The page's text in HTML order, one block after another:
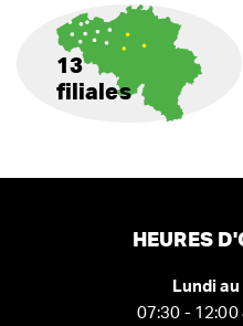
13
filiales
HEURES
Lundi
07:30 - 12:00